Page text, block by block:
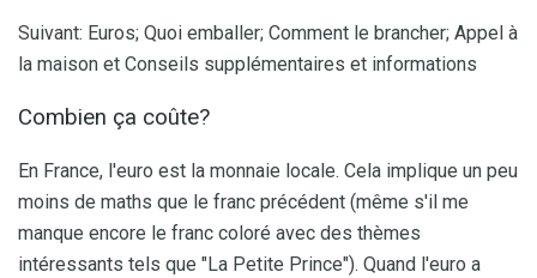
Suivant: Euros; Quoi emballer; Comment le brancher; Appel à
la maison et Conseils supplémentaires et informations
Combien ça coûte?
En France, l'euro est la monnaie locale. Cela implique un peu
moins de maths que le franc précédent (même s'il me
manque encore le franc coloré avec des thèmes
intéressants tels que "La Petite Prince"). Quand l'euro a